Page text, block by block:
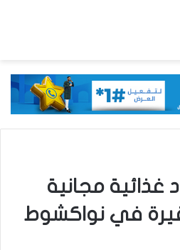
غذائية مجانية
في نواكشوط